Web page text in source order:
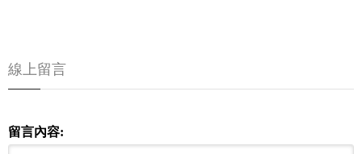
線上留言
留言內容: